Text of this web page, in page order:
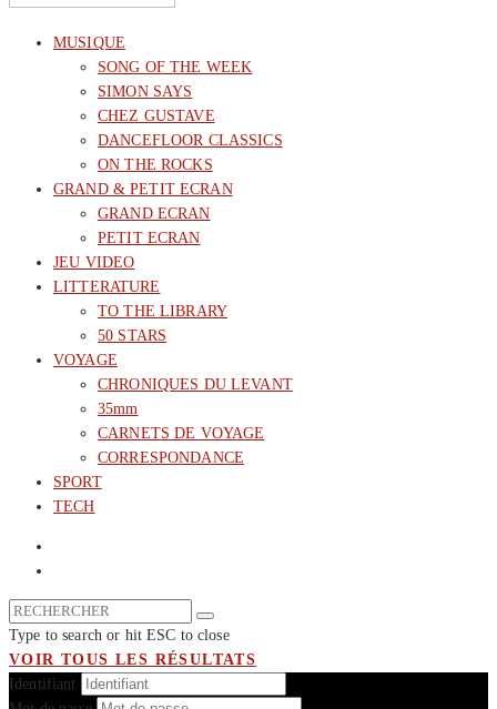
MUSIQUE
SONG OF THE WEEK
SIMON SAYS
CHEZ GUSTAVE
DANCEFLOOR CLASSICS
ON THE ROCKS
GRAND & PETIT ECRAN
GRAND ECRAN
PETIT ECRAN
JEU VIDEO
LITTERATURE
TO THE LIBRARY
50 STARS
VOYAGE
CHRONIQUES DU LEVANT
35mm
CARNETS DE VOYAGE
CORRESPONDANCE
SPORT
TECH
Type to search or hit ESC to close
VOIR TOUS LES RÉSULTATS
Identifiant